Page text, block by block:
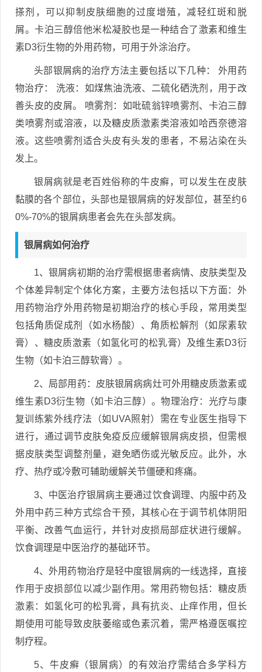
搽剂，可以抑制皮肤细胞的过度增殖，减轻红斑和脱
屑。卡泊三醇倍他米松凝胶也是一种结合了激素和维生
素D3衍生物的外用药物，可用于外涂治疗。
头部银屑病的治疗方法主要包括以下几种： 外用药
物治疗： 洗液：如煤焦油洗液、二硫化硒洗剂，用于改
善头皮的皮屑。 喷雾剂：如吡硫翁锌喷雾剂、卡泊三醇
类喷雾剂或溶液，以及糖皮质激素类溶液如哈西奈德溶
液。这些喷雾剂适合头皮有头发的患者，不易沾染在头
发上。
银屑病就是老百姓俗称的牛皮癣，可以发生在皮肤
黏膜的各个部位，头部也是银屑病的好发部位，甚至约6
0%-70%的银屑病患者会先在头部发病。
银屑病如何治疗
1、银屑病初期的治疗需根据患者病情、皮肤类型及
个体差异制定个体化方案，主要方法包括以下方面：外
用药物治疗外用药物是初期治疗的核心手段，常用类型
包括角质促成剂（如水杨酸）、角质松解剂（如尿素软
膏）、糖皮质激素（如氢化可的松乳膏）及维生素D3衍
生物（如卡泊三醇软膏）。
2、局部用药：皮肤银屑病病灶可外用糖皮质激素或
维生素D3衍生物（如卡泊三醇）。物理治疗：光疗与康
复训练紫外线疗法（如UVA照射）需在专业医生指导下
进行，通过调节皮肤免疫反应缓解银屑病皮损，但需根
据皮肤类型调整剂量，避免晒伤或光敏反应。此外，水
疗、热疗或冷敷可辅助缓解关节僵硬和疼痛。
3、中医治疗银屑病主要通过饮食调理、内服中药及
外用中药三种方式综合干预，其核心在于调节机体阴阳
平衡、改善气血运行，并针对皮损局部症状进行缓解。
饮食调理是中医治疗的基础环节。
4、外用药物治疗是轻中度银屑病的一线选择，直接
作用于皮损部位以减少副作用。常用药物包括：糖皮质
激素：如氢化可的松乳膏，具有抗炎、止痒作用，但长
期使用可能导致皮肤萎缩或色素沉着，需严格遵医嘱控
制疗程。
5、牛皮癣（银屑病）的有效治疗需结合多学科方